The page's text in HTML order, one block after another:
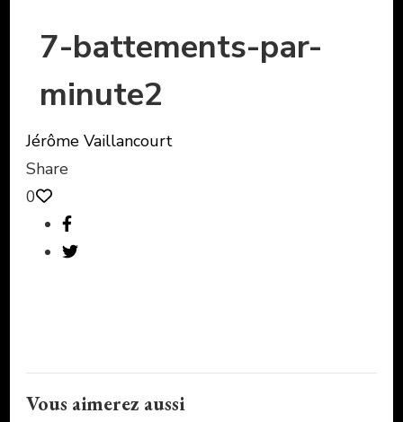
7-battements-par-
minute2
Jérôme Vaillancourt
Share
0
Vous aimerez aussi